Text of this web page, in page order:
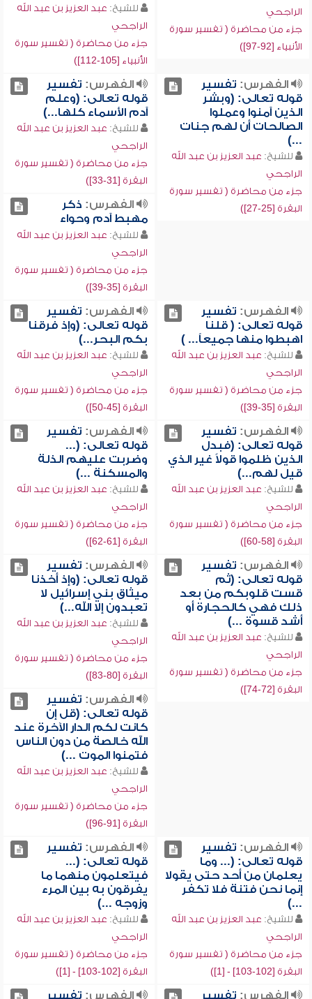
الراجحي
جزء من محاضرة ( تفسير سورة
الأنبياء [92-97])
للشيخ: عبد العزيز بن عبد الله
الراجحي
جزء من محاضرة ( تفسير سورة
الأنبياء [105-112])
الفهرس: تفسير
قوله تعالى: (وبشر
الذين آمنوا وعملوا
الصالحات أن لهم جنات
...)
للشيخ: عبد العزيز بن عبد الله
الراجحي
جزء من محاضرة ( تفسير سورة
البقرة [25-27])
الفهرس: تفسير
قوله تعالى: (وعلم
آدم الأسماء كلها...)
للشيخ: عبد العزيز بن عبد الله
الراجحي
جزء من محاضرة ( تفسير سورة
البقرة [31-33])
الفهرس: ذكر
مهبط آدم وحواء
للشيخ: عبد العزيز بن عبد الله
الراجحي
جزء من محاضرة ( تفسير سورة
البقرة [35-39])
الفهرس: تفسير
قوله تعالى: ( قلنا
اهبطوا منها جميعاً... )
للشيخ: عبد العزيز بن عبد الله
الراجحي
جزء من محاضرة ( تفسير سورة
البقرة [35-39])
الفهرس: تفسير
قوله تعالى: (وإذ فرقنا
بكم البحر...)
للشيخ: عبد العزيز بن عبد الله
الراجحي
جزء من محاضرة ( تفسير سورة
البقرة [45-50])
الفهرس: تفسير
قوله تعالى: (فبدل
الذين ظلموا قولاً غير الذي
قيل لهم...)
للشيخ: عبد العزيز بن عبد الله
الراجحي
جزء من محاضرة ( تفسير سورة
البقرة [58-60])
الفهرس: تفسير
قوله تعالى: (...
وضربت عليهم الذلة
والمسكنة ...)
للشيخ: عبد العزيز بن عبد الله
الراجحي
جزء من محاضرة ( تفسير سورة
البقرة [61-62])
الفهرس: تفسير
قوله تعالى: (ثم
قست قلوبكم من بعد
ذلك فهي كالحجارة أو
أشد قسوة ...)
للشيخ: عبد العزيز بن عبد الله
الراجحي
جزء من محاضرة ( تفسير سورة
البقرة [72-74])
الفهرس: تفسير
قوله تعالى: (وإذ أخذنا
ميثاق بني إسرائيل لا
تعبدون إلا الله...)
للشيخ: عبد العزيز بن عبد الله
الراجحي
جزء من محاضرة ( تفسير سورة
البقرة [80-83])
الفهرس: تفسير
قوله تعالى: (قل إن
كانت لكم الدار الآخرة عند
الله خالصة من دون الناس
فتمنوا الموت ...)
للشيخ: عبد العزيز بن عبد الله
الراجحي
جزء من محاضرة ( تفسير سورة
البقرة [91-96])
الفهرس: تفسير
قوله تعالى: (... وما
يعلمان من أحد حتى يقولا
إنما نحن فتنة فلا تكفر
...)
للشيخ: عبد العزيز بن عبد الله
الراجحي
جزء من محاضرة ( تفسير سورة
البقرة [102-103] - [1])
الفهرس: تفسير
قوله تعالى: (...
فيتعلمون منهما ما
يفرقون به بين المرء
وزوجه ...)
للشيخ: عبد العزيز بن عبد الله
الراجحي
جزء من محاضرة ( تفسير سورة
البقرة [102-103] - [1])
الفهرس: تفسير الفهرس: تفسير